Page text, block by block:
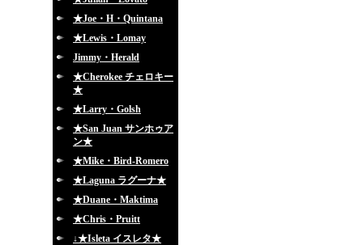
★Joe・H・Quintana
★Lewis・Lomay
Jimmy・Herald
★Cherokee チェロキー
★
★Larry・Golsh
★San Juan サンホゥア
ン★
★Mike・Bird-Romero
★Laguna ラグーナ★
★Duane・Maktima
★Chris・Pruitt
↓★Isleta イスレタ★